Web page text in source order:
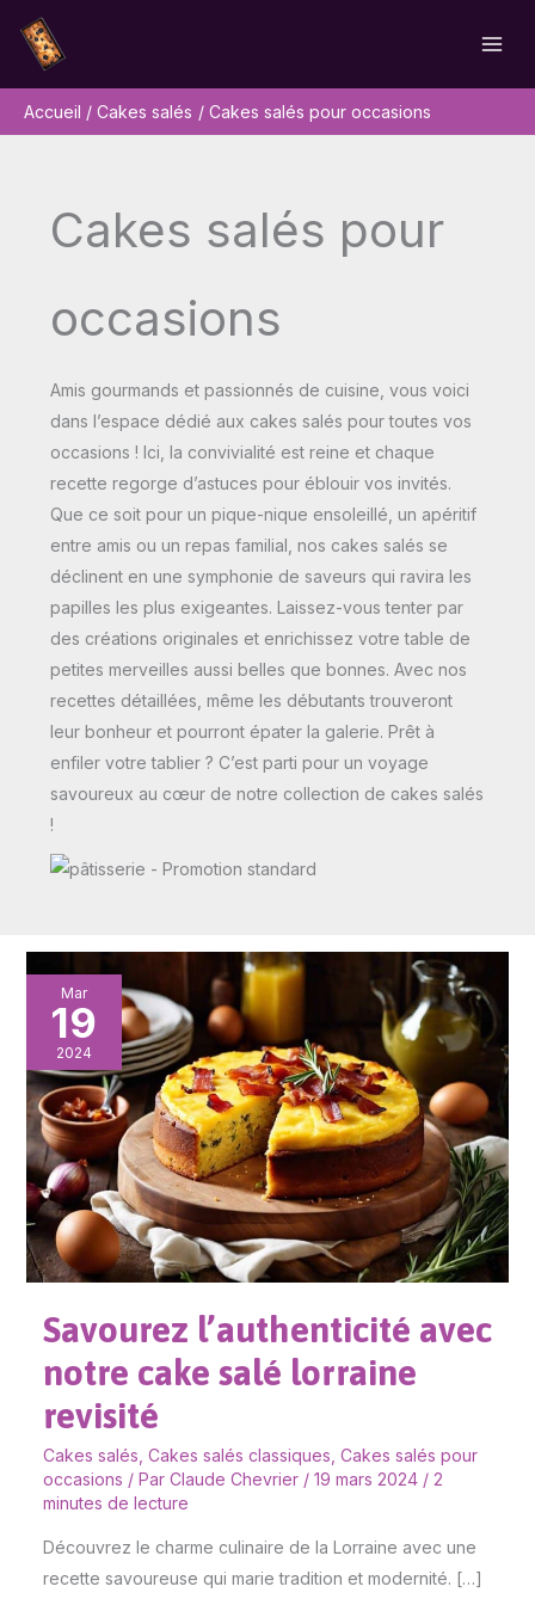
contenu
Accueil
Cakes salés Cakes salés pour occasions
Cakes salés pour
occasions
Amis gourmands et passionnés de cuisine, vous voici
dans l’espace dédié aux cakes salés pour toutes vos
occasions ! Ici, la convivialité est reine et chaque
recette regorge d’astuces pour éblouir vos invités.
Que ce soit pour un pique-nique ensoleillé, un apéritif
entre amis ou un repas familial, nos cakes salés se
déclinent en une symphonie de saveurs qui ravira les
papilles les plus exigeantes. Laissez-vous tenter par
des créations originales et enrichissez votre table de
petites merveilles aussi belles que bonnes. Avec nos
recettes détaillées, même les débutants trouveront
leur bonheur et pourront épater la galerie. Prêt à
enfiler votre tablier ? C’est parti pour un voyage
savoureux au cœur de notre collection de cakes salés
!
Mar
19
2024
Savourez l’authenticité avec
notre cake salé lorraine
revisité
Cakes salés Cakes salés classiques Cakes salés pour
occasions / Par Claude Chevrier / 19 mars 2024 / 2
minutes de lecture
Découvrez le charme culinaire de la Lorraine avec une
recette savoureuse qui marie tradition et modernité. […]
Savourez
l’authenticité
avec
notre
cake
salé
lorraine
revisité
Rechercher